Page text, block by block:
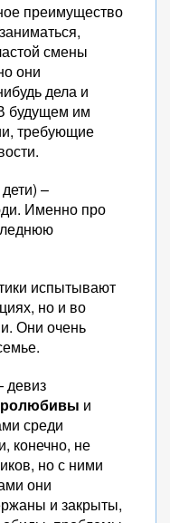
преимущество
смены
они
дела и
будущем им
требующие
–
Именно про
испытывают
но и во
Они очень
девиз
и
среди
конечно, не
но с ними
они
и закрыты,